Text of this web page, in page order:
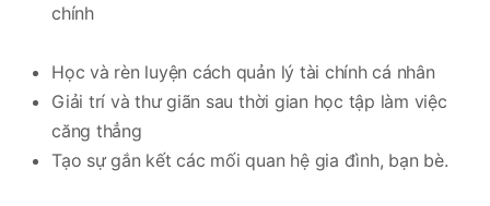
chính
Học và rèn luyện cách quản lý tài chính cá nhân
Giải trí và thư giãn sau thời gian học tập làm việc
căng thẳng
Tạo sự gắn kết các mối quan hệ gia đình, bạn bè.